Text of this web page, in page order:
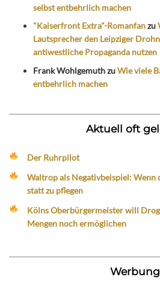
selbst entbehrlich machen
"Kaiserfront Extra"-Romanfanzu
Lautsprecher den Leipziger
antiwestliche Propaganda nutzen
Frank WohlgemuthzuWie viele
entbehrlich machen
Aktuell oft
Der Ruhrpilot
Waltrop als Negativbeispiel: Wenn
statt zu pflegen
Kölns Oberbürgermeister will
Mengen noch ermöglichen
Werbung